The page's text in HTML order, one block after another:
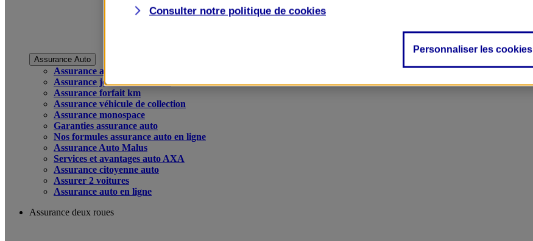
Assurance Auto
Assurance auto
Assurance jeune conducteur
Assurance forfait km
Assurance véhicule de collection
Assurance monospace
Garanties assurance auto
Nos formules assurance auto en ligne
Assurance Auto Malus
Services et avantages auto AXA
Assurance citoyenne auto
Assurer 2 voitures
Assurance auto en ligne
Assurance deux roues
Consulter notre politique de cookies
Personnaliser les cookies